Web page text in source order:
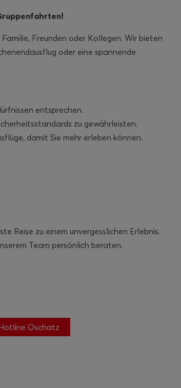
Freunden oder Kollegen. Wir bieten
oder eine spannende
entsprechen.
zu gewährleisten.
damit Sie mehr erleben können.
Reise zu einem unvergesslichen Erlebnis.
Team persönlich beraten.
Oschatz